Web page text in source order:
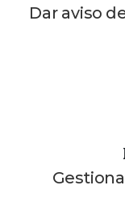
Dar aviso